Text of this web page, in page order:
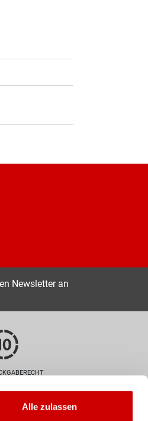
Alle zulassen
Newsletter an